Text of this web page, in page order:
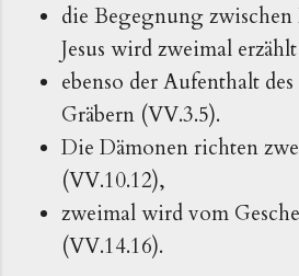
die Begegnung zwischen
Jesus wird zweimal
ebenso der Aufenthalt
Gräbern (VV.3.5).
Die Dämonen richten
(VV.10.12),
zweimal wird vom
(VV.14.16).